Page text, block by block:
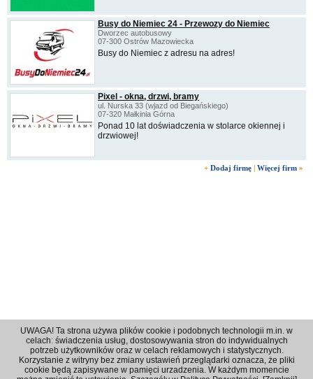
Busy do Niemiec 24 - Przewozy do Niemiec
Dworzec autobusowy
07-300 Ostrów Mazowiecka
Busy do Niemiec z adresu na adres!
Pixel - okna, drzwi, bramy
ul. Nurska 33 (wjazd od Biegańskiego)
07-320 Małkinia Górna
Ponad 10 lat doświadczenia w stolarce okiennej i
drzwiowej!
+ Dodaj firmę | Więcej firm »
Regulamin|Polityka prywatności|Reklama|Kontakt
UWAGA! Ta strona używa plików cookie i podobnych technologii m.in. w
celach: świadczenia usług, dostosowywania stron do indywidualnych
potrzeb użytkowników oraz w celach reklamowych i statystycznych.
Korzystanie z witryny bez zmiany ustawień przeglądarki oznacza, że pliki
cookie będą zapisywane w pamięci urzadzenia. W każdym momencie